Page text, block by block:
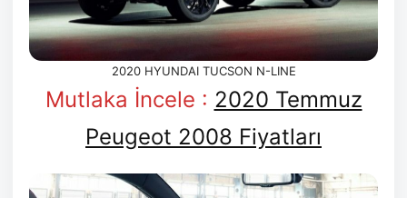
2020 HYUNDAI TUCSON N-LINE
Mutlaka İncele : 2020 Temmuz
Peugeot 2008 Fiyatları